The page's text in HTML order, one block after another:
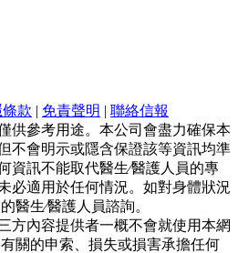
款 | 免責聲明 | 聯絡信報
供參考用途。本公司會盡力確保本
不會明示或隱含保證該等資訊均準
資訊不能取代醫生∕醫護人員的專
必適用於任何情況。如對身體狀況
醫生∕醫護人員諮詢。
方內容提供者一概不會就使用本網
關的申索、損失或損害承擔任何